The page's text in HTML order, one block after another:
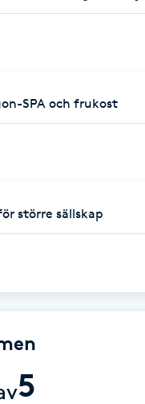
SPA och frukost
större sällskap
5